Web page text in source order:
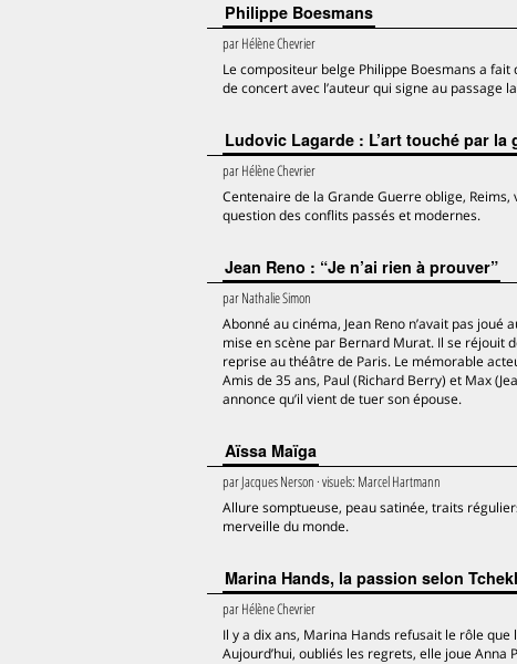
Philippe Boesmans
parHélène Chevrier
Le compositeur belge Philippe Boesmans a
de concert avec l’auteur qui signe au passage
Ludovic Lagarde : L’art touché par la
parHélène Chevrier
Centenaire de la Grande Guerre oblige,
question des conflits passés et modernes.
Jean Reno : “Je n’ai rien à prouver”
parNathalie Simon
Abonné au cinéma, Jean Reno n’avait pas
mise en scène par Bernard Murat. Il se réjouit
reprise au théâtre de Paris. Le mémorable
Amis de 35 ans, Paul (Richard Berry) et Max
annonce qu’il vient de tuer son épouse.
Aïssa Maïga
parJacques Nerson · visuels: Marcel Hartmann
Allure somptueuse, peau satinée, traits
merveille du monde.
Marina Hands, la passion selon
parHélène Chevrier
Il y a dix ans, Marina Hands refusait le rôle
Aujourd’hui, oubliés les regrets, elle joue Anna